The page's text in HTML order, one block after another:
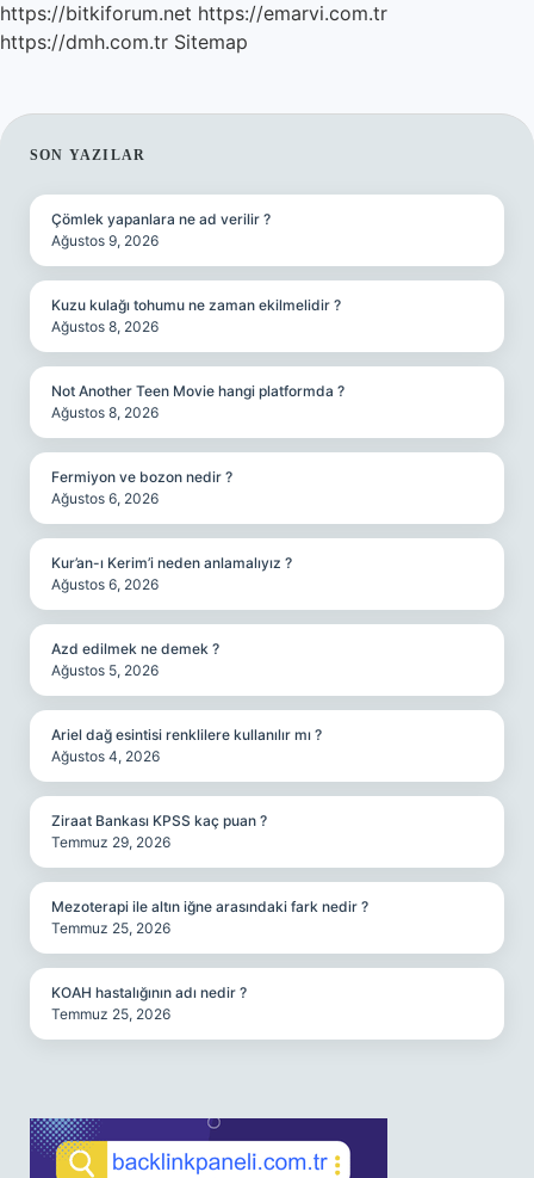
https://bitkiforum.net https://emarvi.com.tr
https://dmh.com.tr Sitemap
SIDEBAR
SON YAZILAR
Çömlek yapanlara ne ad verilir ?
Ağustos 9, 2026
Kuzu kulağı tohumu ne zaman ekilmelidir ?
Ağustos 8, 2026
Not Another Teen Movie hangi platformda ?
Ağustos 8, 2026
Fermiyon ve bozon nedir ?
Ağustos 6, 2026
Kur’an-ı Kerim’i neden anlamalıyız ?
Ağustos 6, 2026
Azd edilmek ne demek ?
Ağustos 5, 2026
Ariel dağ esintisi renklilere kullanılır mı ?
Ağustos 4, 2026
Ziraat Bankası KPSS kaç puan ?
Temmuz 29, 2026
Mezoterapi ile altın iğne arasındaki fark nedir ?
Temmuz 25, 2026
KOAH hastalığının adı nedir ?
Temmuz 25, 2026